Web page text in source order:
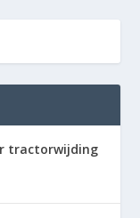
tractorwijding